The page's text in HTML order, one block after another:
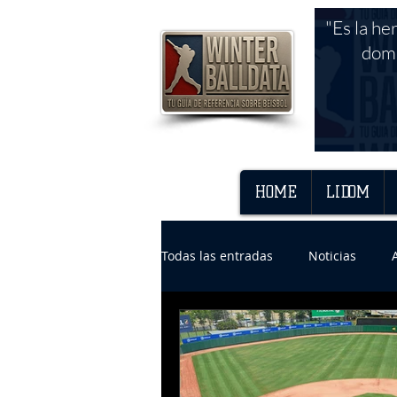
HOME LIDOM
"Es la
Todas las entradas Noticias